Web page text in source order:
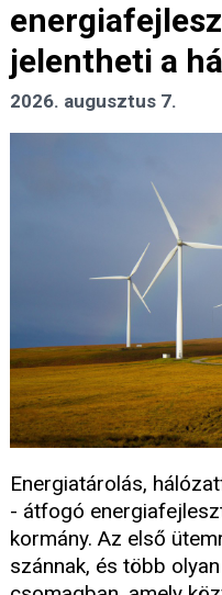
jelentheti a
2026. augusztus 7.
Energiatárolás,
- átfogó
kormány. Az első
szánnak, és több